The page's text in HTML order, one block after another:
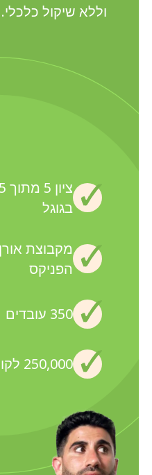
בגוגל
מקבוצת
הפניקס
350 עובדים
250,000 לקוחות
וללא שיקול כלכלי.